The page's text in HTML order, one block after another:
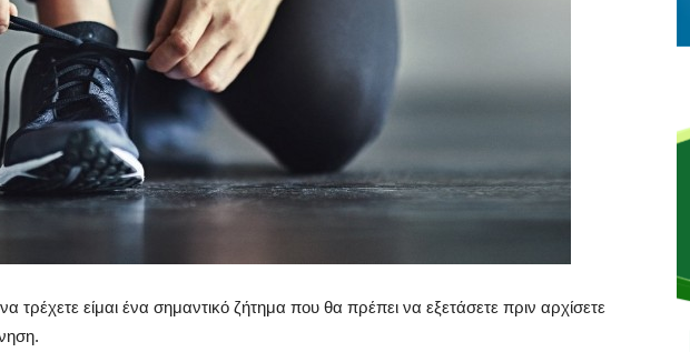
τρέχετε είμαι ένα σημαντικό ζήτημα που θα πρέπει να εξετάσετε πριν αρχίσετε